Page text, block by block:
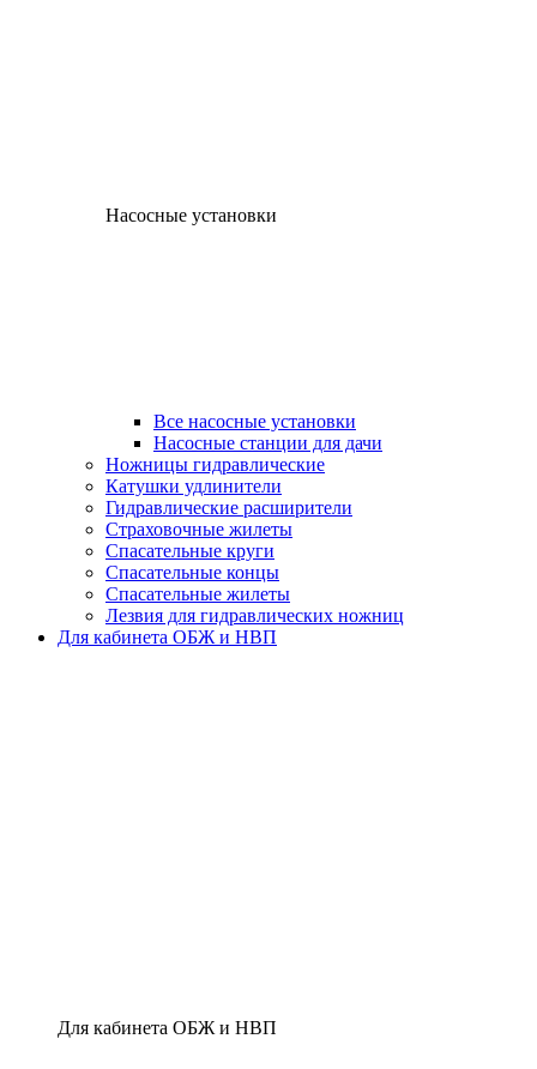
Насосные установки
Все насосные установки
Насосные станции для дачи
Ножницы гидравлические
Катушки удлинители
Гидравлические расширители
Страховочные жилеты
Спасательные круги
Спасательные концы
Спасательные жилеты
Лезвия для гидравлических ножниц
Для кабинета ОБЖ и НВП
Для кабинета ОБЖ и НВП